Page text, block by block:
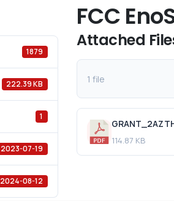
1879
222.39 KB
1
2023-07-19
2024-08-12
FCC
Attached
1 file
114.87 KB